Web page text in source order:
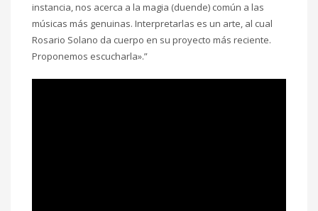
instancia, nos acerca a la magia (duende) común a las
músicas más genuinas. Interpretarlas es un arte, al cual
Rosario Solano da cuerpo en su proyecto más reciente.
Proponemos escucharla».”